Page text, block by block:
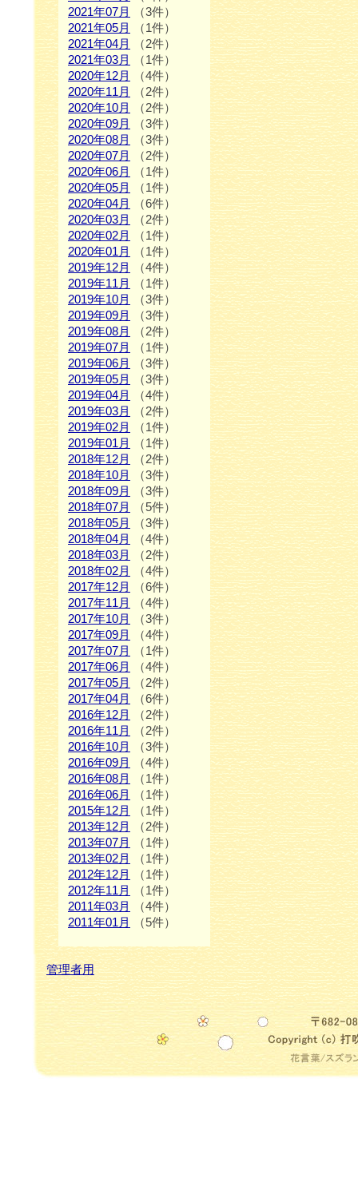
2021年07月
（3件）
2021年05月
（1件）
2021年04月
（2件）
2021年03月
（1件）
2020年12月
（4件）
2020年11月
（2件）
2020年10月
（2件）
2020年09月
（3件）
2020年08月
（3件）
2020年07月
（2件）
2020年06月
（1件）
2020年05月
（1件）
2020年04月
（6件）
2020年03月
（2件）
2020年02月
（1件）
2020年01月
（1件）
2019年12月
（4件）
2019年11月
（1件）
2019年10月
（3件）
2019年09月
（3件）
2019年08月
（2件）
2019年07月
（1件）
2019年06月
（3件）
2019年05月
（3件）
2019年04月
（4件）
2019年03月
（2件）
2019年02月
（1件）
2019年01月
（1件）
2018年12月
（2件）
2018年10月
（3件）
2018年09月
（3件）
2018年07月
（5件）
2018年05月
（3件）
2018年04月
（4件）
2018年03月
（2件）
2018年02月
（4件）
2017年12月
（6件）
2017年11月
（4件）
2017年10月
（3件）
2017年09月
（4件）
2017年07月
（1件）
2017年06月
（4件）
2017年05月
（2件）
2017年04月
（6件）
2016年12月
（2件）
2016年11月
（2件）
2016年10月
（3件）
2016年09月
（4件）
2016年08月
（1件）
2016年06月
（1件）
2015年12月
（1件）
2013年12月
（2件）
2013年07月
（1件）
2013年02月
（1件）
2012年12月
（1件）
2012年11月
（1件）
2011年03月
（4件）
2011年01月
（5件）
管理者用